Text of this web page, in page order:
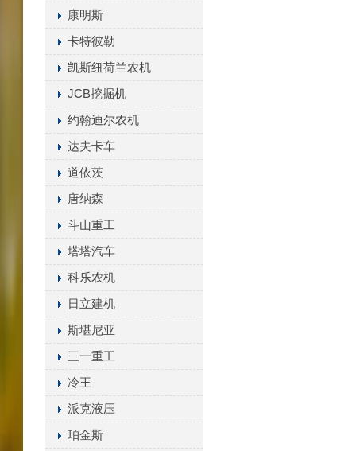
康明斯
卡特彼勒
凯斯纽荷兰农机
JCB挖掘机
约翰迪尔农机
达夫卡车
道依茨
唐纳森
斗山重工
塔塔汽车
科乐农机
日立建机
斯堪尼亚
三一重工
冷王
派克液压
珀金斯